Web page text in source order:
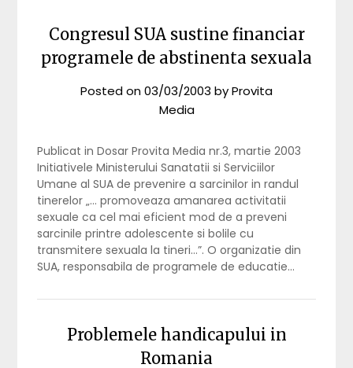
Congresul SUA sustine financiar
programele de abstinenta sexuala
Posted on03/03/2003 byProvita
Media
Publicat in Dosar Provita Media nr.3, martie 2003
Initiativele Ministerului Sanatatii si Serviciilor
Umane al SUA de prevenire a sarcinilor in randul
tinerelor „… promoveaza amanarea activitatii
sexuale ca cel mai eficient mod de a preveni
sarcinile printre adolescente si bolile cu
transmitere sexuala la tineri…”. O organizatie din
SUA, responsabila de programele de educatie…
Problemele handicapului in
Romania